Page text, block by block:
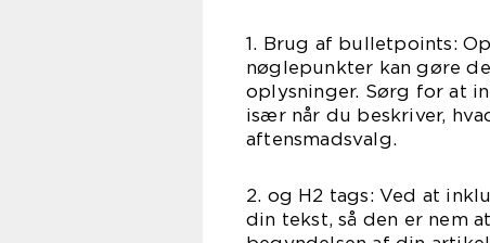
1. Brug af bulletpoints:
nøglepunkter kan gøre
oplysninger. Sørg for at
især når du beskriver,
aftensmadsvalg.
2. og H2 tags: Ved at
din tekst, så den er nem